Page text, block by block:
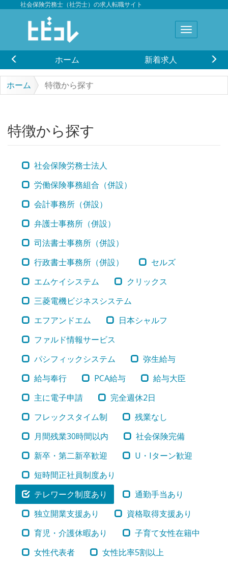
社会保険労務士（社労士）の求人転職サイト
ホーム 新着求人
ホーム 特徴から探す
特徴から探す
社会保険労務士法人
労働保険事務組合（併設）
会計事務所（併設）
弁護士事務所（併設）
司法書士事務所（併設）
行政書士事務所（併設）
セルズ
エムケイシステム
クリックス
三菱電機ビジネスシステム
エフアンドエム
日本シャルフ
ファルド情報サービス
パシフィックシステム
弥生給与
給与奉行
PCA給与
給与大臣
主に電子申請
完全週休2日
フレックスタイム制
残業なし
月間残業30時間以内
社会保険完備
新卒・第二新卒歓迎
U・Iターン歓迎
短時間正社員制度あり
テレワーク制度あり
通勤手当あり
独立開業支援あり
資格取得支援あり
育児・介護休暇あり
子育て女性在籍中
女性代表者
女性比率5割以上